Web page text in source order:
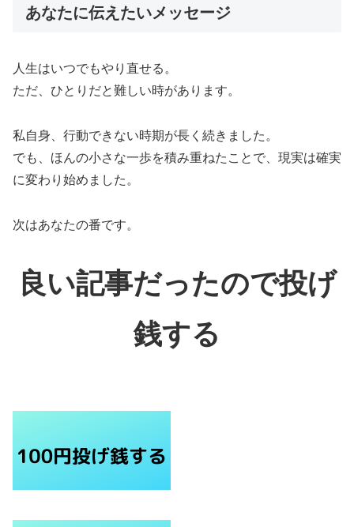
あなたに伝えたいメッセージ
人生はいつでもやり直せる。
ただ、ひとりだと難しい時があります。
私自身、行動できない時期が長く続きました。
でも、ほんの小さな一歩を積み重ねたことで、現実は確実
に変わり始めました。
次はあなたの番です。
良い記事だったので投げ
銭する